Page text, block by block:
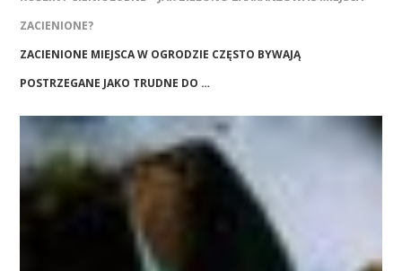
ZACIENIONE?
ZACIENIONE MIEJSCA W OGRODZIE CZĘSTO BYWAJĄ
POSTRZEGANE JAKO TRUDNE DO …